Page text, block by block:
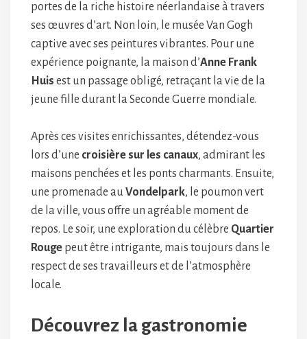
portes de la riche histoire néerlandaise à travers
ses œuvres d’art. Non loin, le musée Van Gogh
captive avec ses peintures vibrantes. Pour une
expérience poignante, la maison d’Anne Frank
Huis est un passage obligé, retraçant la vie de la
jeune fille durant la Seconde Guerre mondiale.
Après ces visites enrichissantes, détendez-vous
lors d’une croisière sur les canaux, admirant les
maisons penchées et les ponts charmants. Ensuite,
une promenade auVondelpark, le poumon vert
de la ville, vous offre un agréable moment de
repos. Le soir, une exploration du célèbre Quartier
Rouge peut être intrigante, mais toujours dans le
respect de ses travailleurs et de l’atmosphère
locale.
Découvrez la gastronomie